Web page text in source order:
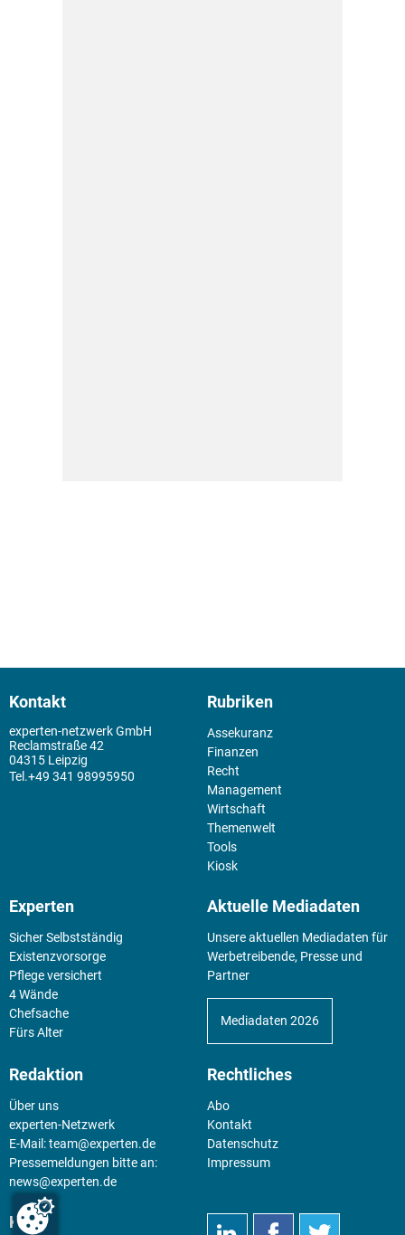
Kontakt
experten-netzwerk GmbH
Reclamstraße 42
04315 Leipzig
+49 341 98995950
Rubriken
Assekuranz
Finanzen
Recht
Management
Wirtschaft
Themenwelt
Tools
Kiosk
Experten
Sicher Selbstständig
Existenz­vorsorge
Pflege versichert
4 Wände
Chefsache
Fürs Alter
Aktuelle Mediadaten
Unsere aktuellen Mediadaten für
Werbetreibende, Presse und
Partner
Mediadaten 2026
Redaktion
Über uns
experten-Netzwerk
E-Mail:team@experten.de
Pressemeldungen bitte an:
news@experten.de
Rechtliches
Abo
Kontakt
Datenschutz
Impressum
KIOSK